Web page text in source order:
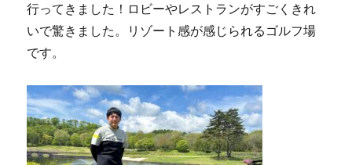
行ってきました！ロビーやレストランがすごくきれ
いで驚きました。リゾート感が感じられるゴルフ場
です。